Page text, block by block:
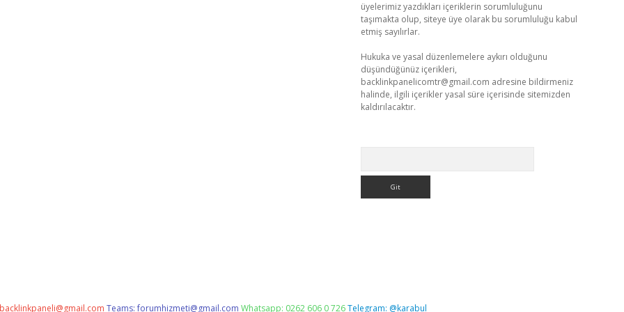
üyelerimiz yazdıkları içeriklerin sorumluluğunu
taşımakta olup, siteye üye olarak bu sorumluluğu kabul
etmiş sayılırlar.
Hukuka ve yasal düzenlemelere aykırı olduğunu
düşündüğünüz içerikleri,
backlinkpanelicomtr@gmail.com adresine bildirmeniz
halinde, ilgili içerikler yasal süre içerisinde sitemizden
kaldırılacaktır.
backlinkpaneli@gmail.com Teams:forumhizmeti@gmail.com Whatsapp: 0262 606 0 726Telegram: @karabul